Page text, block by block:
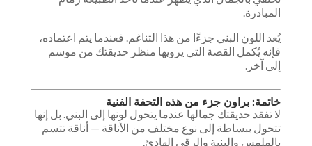
المبادرة.
يُعد اللون البني جزءًا من هذا التناغم. فعندما يتم اعتماده،
فإنه يُكمل القصة التي يرويها منظر حديقتك من موسم
إلى آخر.
خاتمة: براون جزء من هذه التحفة الفنية
لا تفقد حديقتك جمالها عندما يتحول لونها إلى البني. بل إنها
تتحول ببساطة إلى نوع مختلف من الأناقة — أناقة تتسم
بالملمس والبنية والرقي الهادئ.